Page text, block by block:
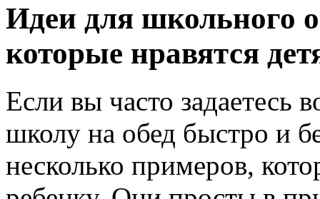
Идеи для школьного
которые нравятся
Если вы часто задаетесь
школу на обед быстро и
несколько примеров,